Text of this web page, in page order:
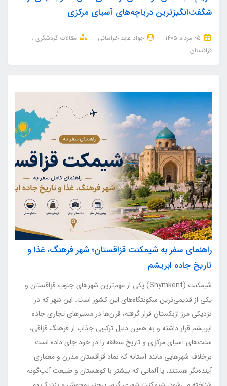
شگفت‌انگیزترین دریاچه‌های آسیای مرکزی
جواد عابد خراسانی
مقالات گردشگری
قزاقستان
راهنمای سفر به شیمکنت قزاقستان؛ شهر فرهنگ، غذا و
تاریخ جاده ابریشم
شیمکنت (Shymkent) یکی از مهم‌ترین شهرهای جنوب قزاقستان و
یکی از قدیمی‌ترین سکونتگاه‌های این کشور است. این شهر که در
نزدیکی مرز ازبکستان قرار گرفته، قرن‌ها در مسیرهای تجاری جاده
ابریشم قرار داشته و به همین دلیل ترکیبی جذاب از فرهنگ قزاقی،
سنت‌های آسیای مرکزی و تاریخ منطقه را در خود جای داده است.
برخلاف شهرهایی مانند آستانه که نماد قزاقستان مدرن و معماری
آینده‌نگر هستند، یا آلماتی که بیشتر با کوهستان و طبیعت آلپ‌گونه